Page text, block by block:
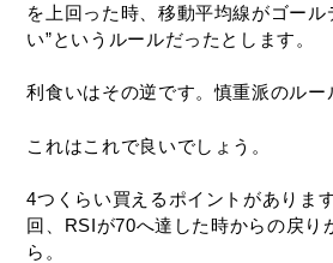
を上回った時、移動平均線がゴー
い”というルールだったとします。
利食いはその逆です。慎重派のルー
これはこれで良いでしょう。
4つくらい買えるポイントがありま
回、RSIが70へ達した時からの戻り
ら。